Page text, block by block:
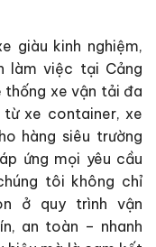
giàu kinh nghiệm,
làm việc tại Cảng
thống xe vận tải đa
xe container, xe
hàng siêu trường
ứng mọi yêu cầu
tôi không chỉ
ở quy trình vận
an toàn – nhanh